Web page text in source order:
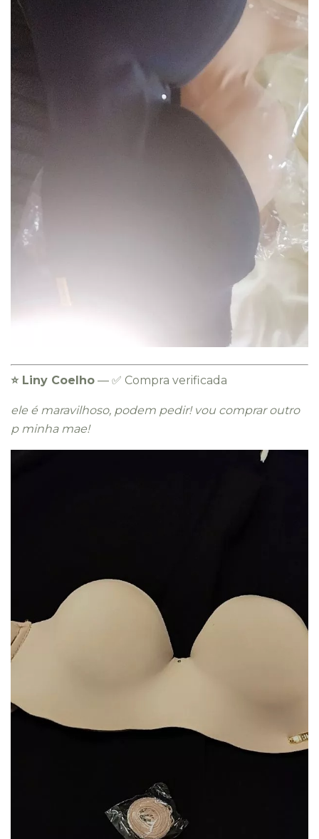
⭐️ Liny Coelho — ✅ Compra verificada
ele é maravilhoso, podem pedir! vou comprar outro
p minha mae!